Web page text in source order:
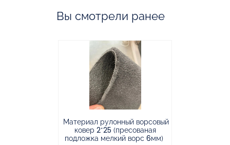
Вы смотрели ранее
Материал рулонный ворсовый
ковер 2*25 (пресованая
подложка мелкий ворс 6мм)